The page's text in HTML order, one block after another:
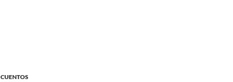
CUENTOS